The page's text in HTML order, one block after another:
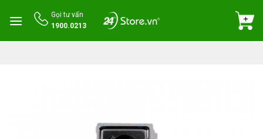
Gọi tư vấn
1900.0213